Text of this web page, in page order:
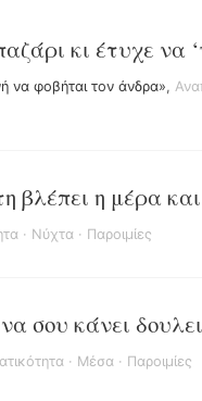
κι έτυχε να
να φοβήται τον άνδρα»,
βλέπει η μέρα
· Νύχτα · Παροιμίες
σου κάνει
· Μέσα · Παροιμίες